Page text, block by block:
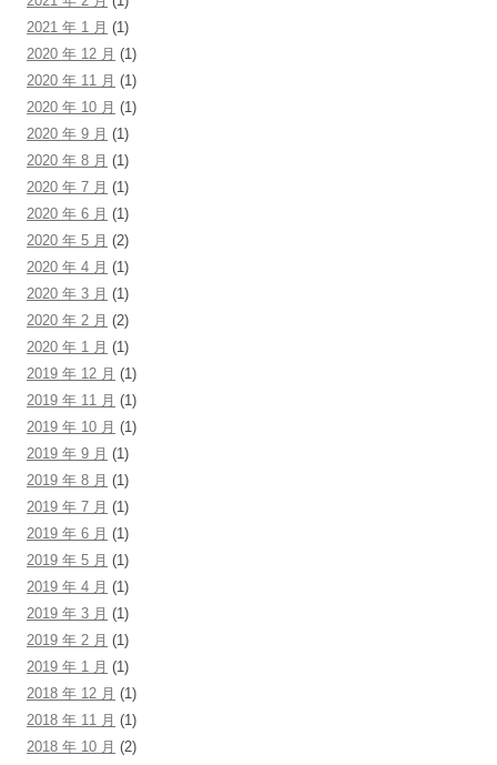
2021 年 1 月 (1)
2020 年 12 月 (1)
2020 年 11 月 (1)
2020 年 10 月 (1)
2020 年 9 月 (1)
2020 年 8 月 (1)
2020 年 7 月 (1)
2020 年 6 月 (1)
2020 年 5 月 (2)
2020 年 4 月 (1)
2020 年 3 月 (1)
2020 年 2 月 (2)
2020 年 1 月 (1)
2019 年 12 月 (1)
2019 年 11 月 (1)
2019 年 10 月 (1)
2019 年 9 月 (1)
2019 年 8 月 (1)
2019 年 7 月 (1)
2019 年 6 月 (1)
2019 年 5 月 (1)
2019 年 4 月 (1)
2019 年 3 月 (1)
2019 年 2 月 (1)
2019 年 1 月 (1)
2018 年 12 月 (1)
2018 年 11 月 (1)
2018 年 10 月 (2)